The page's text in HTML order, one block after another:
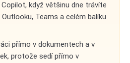
když většinu dne trávíte
Outlooku, Teams a celém balíku
přímo v dokumentech a v
protože sedí přímo v